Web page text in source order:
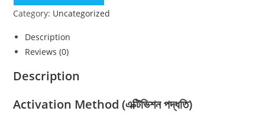
GU
1
Activation
Category: Uncategorized
Description
Reviews (0)
Description
Activation Method (এক্টিভিশন পদ্ধতি)